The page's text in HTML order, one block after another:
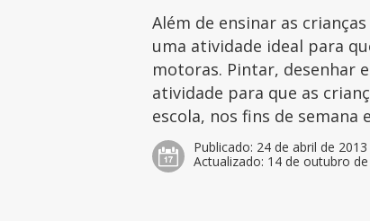
Além de ensinar as
uma atividade ideal para
motoras. Pintar, desenhar
atividade para que as
escola, nos fins de semana
Publicado: 24 de abril de 2013
Actualizado: 14 de outubro